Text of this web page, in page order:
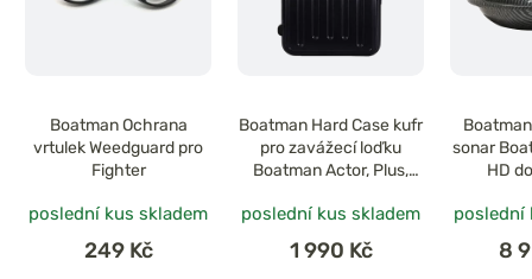
Boatman Ochrana
vrtulek Weedguard pro
Fighter
poslední kus skladem
249 Kč
Boatman Hard Case kufr
pro zavážecí loďku
Boatman Actor, Plus,
poslední kus skladem
1 990 Kč
sonar
HD
poslední
8